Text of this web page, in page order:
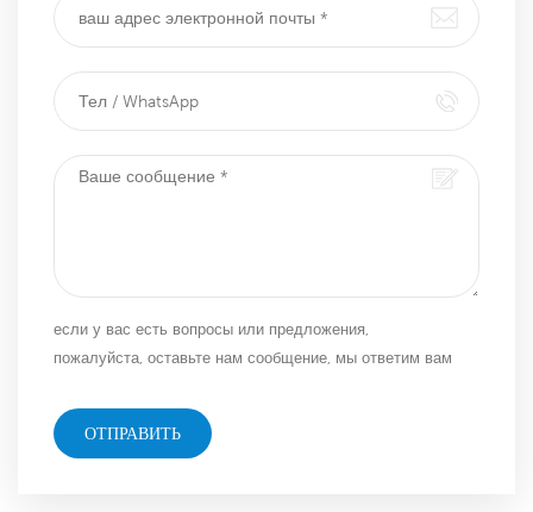
если у вас есть вопросы или предложения,
пожалуйста, оставьте нам сообщение, мы ответим вам
ОТПРАВИТЬ